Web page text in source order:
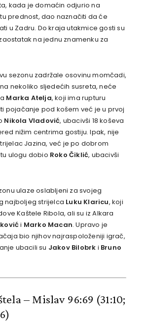
kada je domaćin odjurio na
prednost, dao naznačiti da će
u Zadru. Do kraja utakmice gosti su
na jednu znamenku za
sezonu zadržale osovinu momčadi,
nekoliko sljedećih susreta, neće
Marka Atelja, koji ima rupturu
pojačanje pod košem već je u prvoj
Nikola Vladović, ubacivši 18 koševa
nižim centrima gostiju. Ipak, nije
Jazina, već je po dobrom
ulogu dobio Roko Čiklić, ubacivši
ulaze oslabljeni za svojeg
najboljeg strijelca Luku Klaricu, koji
Kaštele Ribola, ali su iz Alkara
i Marko Macan. Upravo je
bio njihov najraspoloženiji igrač,
ubacili su Jakov Bilobrk i Bruno
– Mislav 96:69 (31:10;